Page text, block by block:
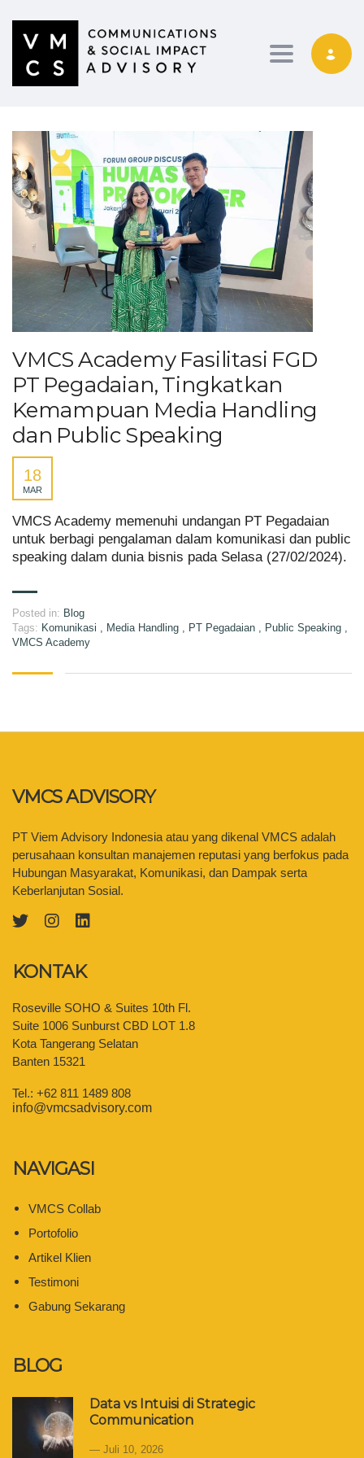
Toggle
VMCS Academy Fasilitasi FGD
PT Pegadaian, Tingkatkan
Kemampuan Media Handling
dan Public Speaking
18
MAR
VMCS Academy memenuhi undangan PT Pegadaian
untuk berbagi pengalaman dalam komunikasi dan public
speaking dalam dunia bisnis pada Selasa (27/02/2024).
Posted in: Blog
Tags: Komunikasi , Media Handling , PT Pegadaian , Public Speaking ,
VMCS Academy
VMCS ADVISORY
PT Viem Advisory Indonesia atau yang dikenal VMCS adalah
perusahaan konsultan manajemen reputasi yang berfokus pada
Hubungan Masyarakat, Komunikasi, dan Dampak serta
Keberlanjutan Sosial.
KONTAK
Roseville SOHO & Suites 10th Fl.
Suite 1006 Sunburst CBD LOT 1.8
Kota Tangerang Selatan
Banten 15321
Tel.: +62 811 1489 808
info@vmcsadvisory.com
NAVIGASI
VMCS Collab
Portofolio
Artikel Klien
Testimoni
Gabung Sekarang
BLOG
Data vs Intuisi di Strategic
Communication
Juli 10, 2026